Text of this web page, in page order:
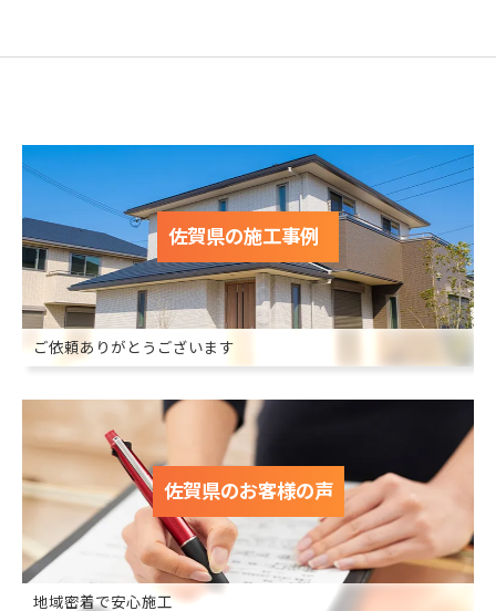
佐賀県の施工事例
ご依頼ありがとうございます
佐賀県のお客様の声
地域密着で安心施工